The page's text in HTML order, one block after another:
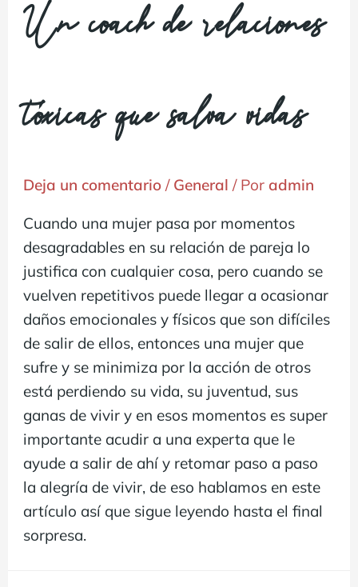
Un coach de relaciones
tóxicas que salva vidas
Deja un comentario / General / Por admin
Cuando una mujer pasa por momentos
desagradables en su relación de pareja lo
justifica con cualquier cosa, pero cuando se
vuelven repetitivos puede llegar a ocasionar
daños emocionales y físicos que son difíciles
de salir de ellos, entonces una mujer que
sufre y se minimiza por la acción de otros
está perdiendo su vida, su juventud, sus
ganas de vivir y en esos momentos es super
importante acudir a una experta que le
ayude a salir de ahí y retomar paso a paso
la alegría de vivir, de eso hablamos en este
artículo así que sigue leyendo hasta el final
sorpresa.